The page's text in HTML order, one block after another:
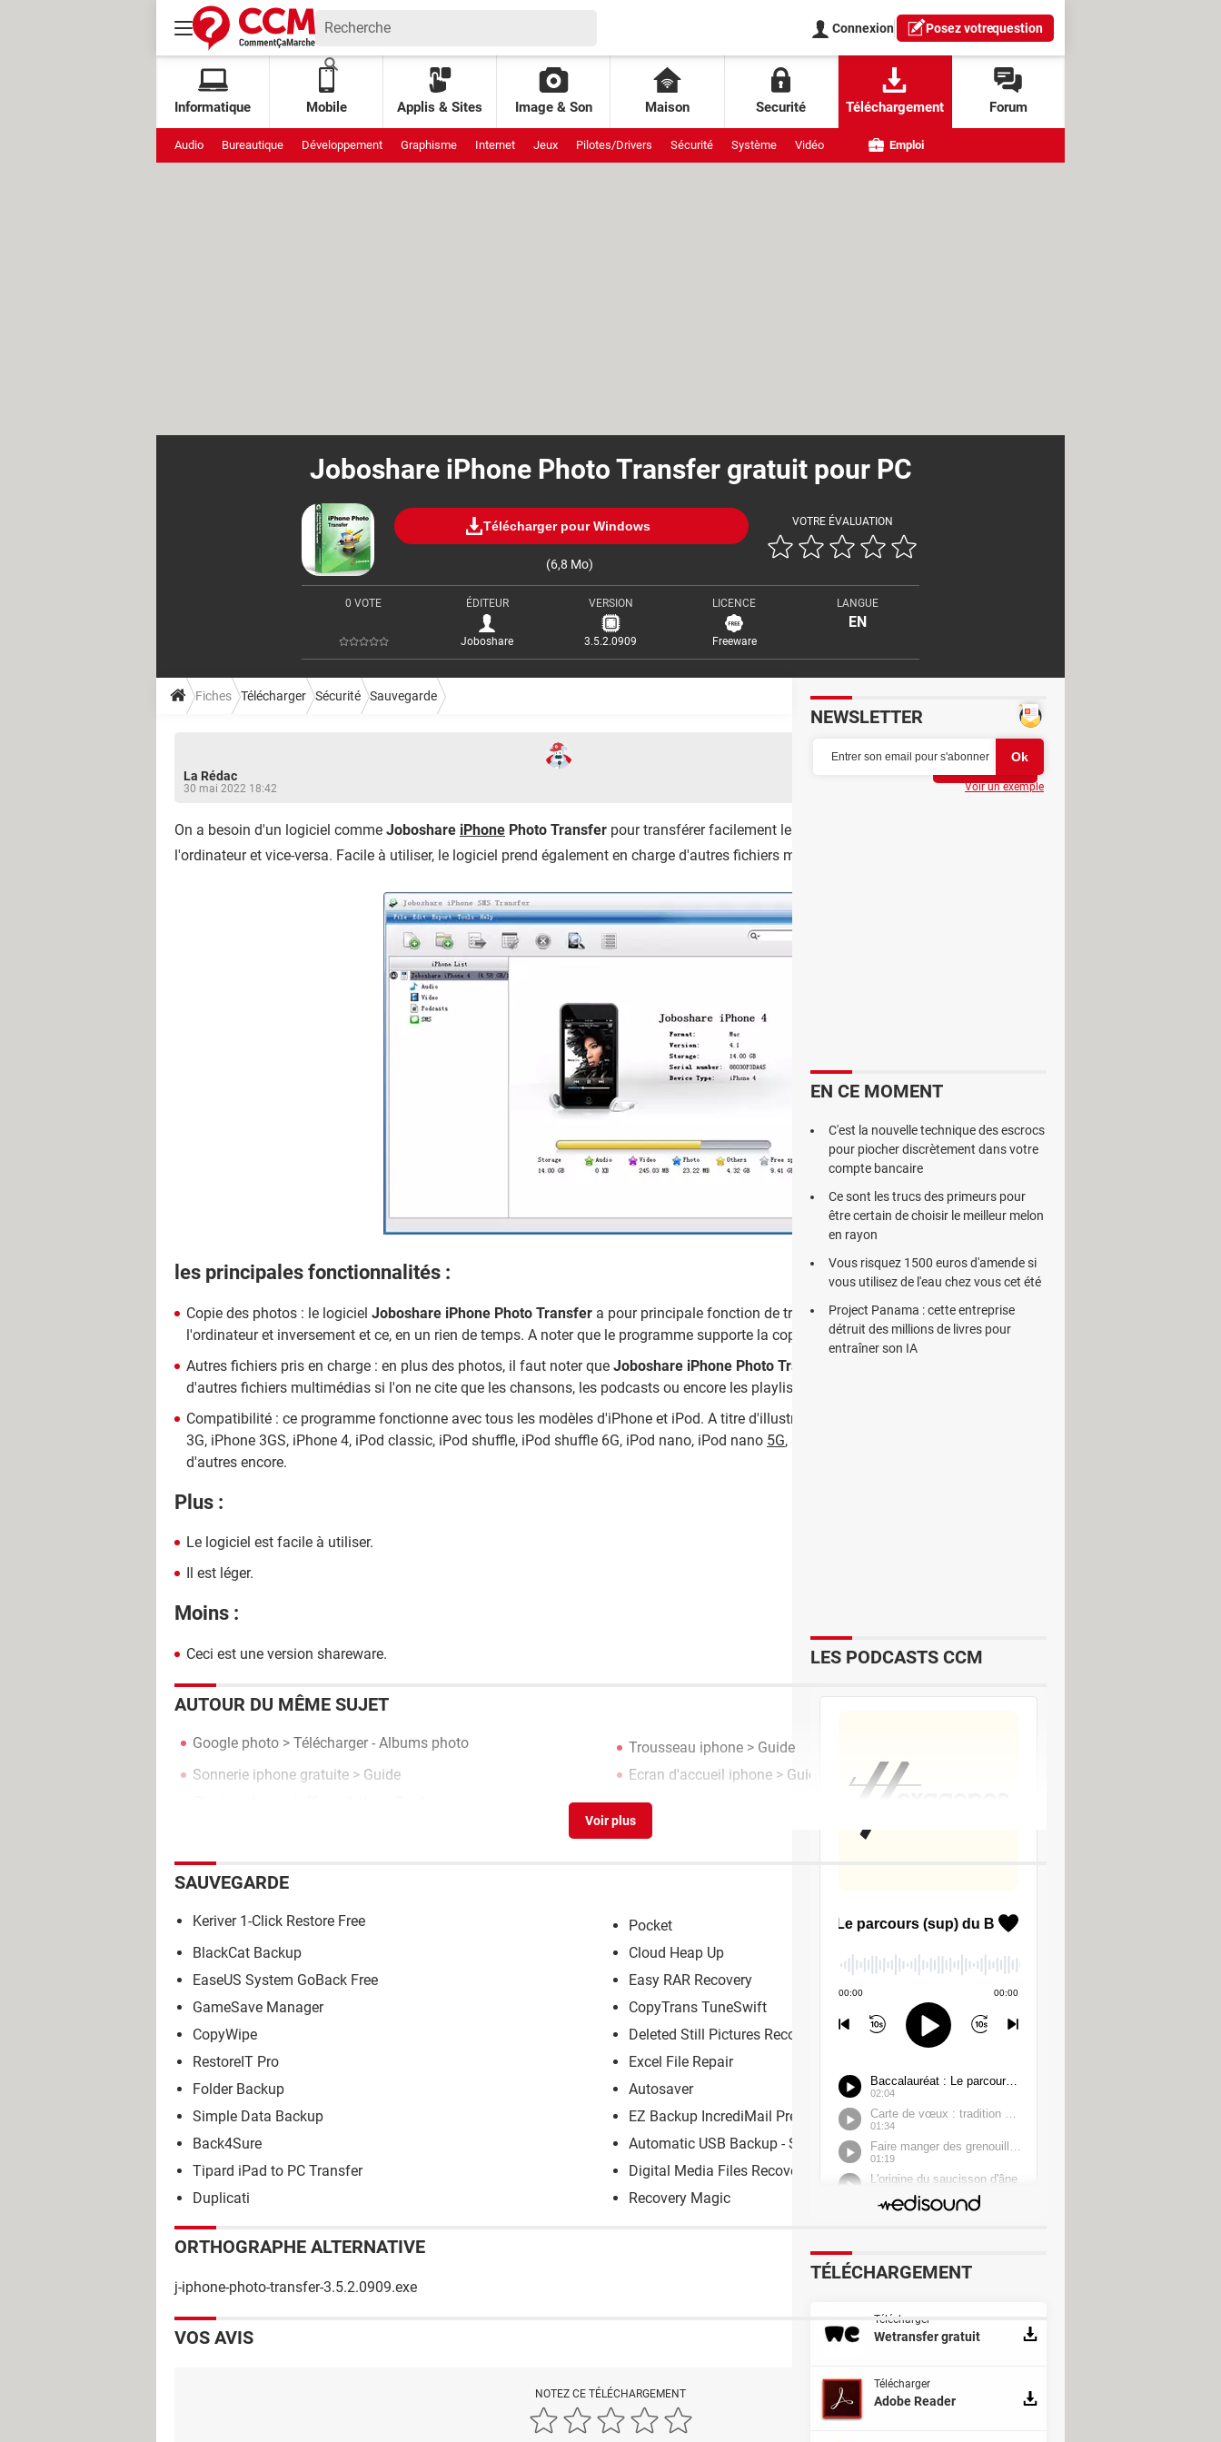
Connexion Posez votrequestion
Informatique Mobile Applis & Sites Image & Son Maison Securité Téléchargement Forum
Audio Bureautique Développement Graphisme Internet Jeux Pilotes/Drivers Sécurité Système Vidéo Emploi
Joboshare iPhone Photo Transfer gratuit pour PC
Télécharger pour Windows
(6,8 Mo)
VOTRE ÉVALUATION
0 VOTE ÉDITEUR
Joboshare
VERSION
3.5.2.0909
LICENCE
Freeware
LANGUE
EN
Fiches Télécharger Sécurité Sauvegarde
La Rédac
30 mai 2022 18:42
On a besoin d'un logiciel comme Joboshare iPhone Photo Transfer pour transférer facilement les photos prises avec l'iPhone vers
l'ordinateur et vice-versa. Facile à utiliser, le logiciel prend également en charge d'autres fichiers multimédias.
les principales fonctionnalités :
Copie des photos : le logiciel Joboshare iPhone Photo Transfer a pour principale fonction de transférer les photos dans l'iPhone vers
l'ordinateur et inversement et ce, en un rien de temps. A noter que le programme supporte la copie simultanée de plusieurs images.
Autres fichiers pris en charge : en plus des photos, il faut noter que Joboshare iPhone Photo Transfer
d'autres fichiers multimédias si l'on ne cite que les chansons, les podcasts ou encore les playlists, le rendant davantage plus pratique.
Compatibilité : ce programme fonctionne avec tous les modèles d'iPhone et iPod. A titre d'illustration, il est compatible avec l'iPhone
3G, iPhone 3GS, iPhone 4, iPod classic, iPod shuffle, iPod shuffle 6G, iPod nano, iPod nano 5G, iPod nano 6G, iPod touch, et bien
d'autres encore.
Plus :
Le logiciel est facile à utiliser.
Il est léger.
Moins :
Ceci est une version shareware.
AUTOUR DU MÊME SUJET
Google photo > Télécharger - Albums photo Trousseau iphone > Guide
Sonnerie iphone gratuite > Guide Ecran d'accueil iphone > Guide
SAUVEGARDE
Keriver 1-Click Restore Free
Pocket
BlackCat Backup
Cloud Heap Up
EaseUS System GoBack Free
Easy RAR Recovery
GameSave Manager
CopyTrans TuneSwift
CopyWipe
Deleted Still Pictures Recovery
RestoreIT Pro
Excel File Repair
Folder Backup
Autosaver
Simple Data Backup
EZ Backup IncrediMail Premium
Back4Sure
Automatic USB Backup - Standard Edition
Tipard iPad to PC Transfer
Digital Media Files Recovery
Duplicati
Recovery Magic
ORTHOGRAPHE ALTERNATIVE
j-iphone-photo-transfer-3.5.2.0909.exe
VOS AVIS
NOTEZ CE TÉLÉCHARGEMENT
NEWSLETTER
Voir un exemple
EN CE MOMENT
C'est la nouvelle technique des escrocs
pour piocher discrètement dans votre
compte bancaire
Ce sont les trucs des primeurs pour
être certain de choisir le meilleur melon
en rayon
Vous risquez 1500 euros d'amende si
vous utilisez de l'eau chez vous cet été
Project Panama : cette entreprise
détruit des millions de livres pour
entraîner son IA
LES PODCASTS CCM
TÉLÉCHARGEMENT
Télécharger
Wetransfer gratuit
Télécharger
Adobe Reader